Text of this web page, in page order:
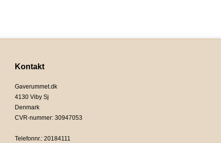
Kontakt
Gaverummet.dk
4130 Viby Sj
Denmark
CVR-nummer: 30947053
Telefonnr.: 20184111